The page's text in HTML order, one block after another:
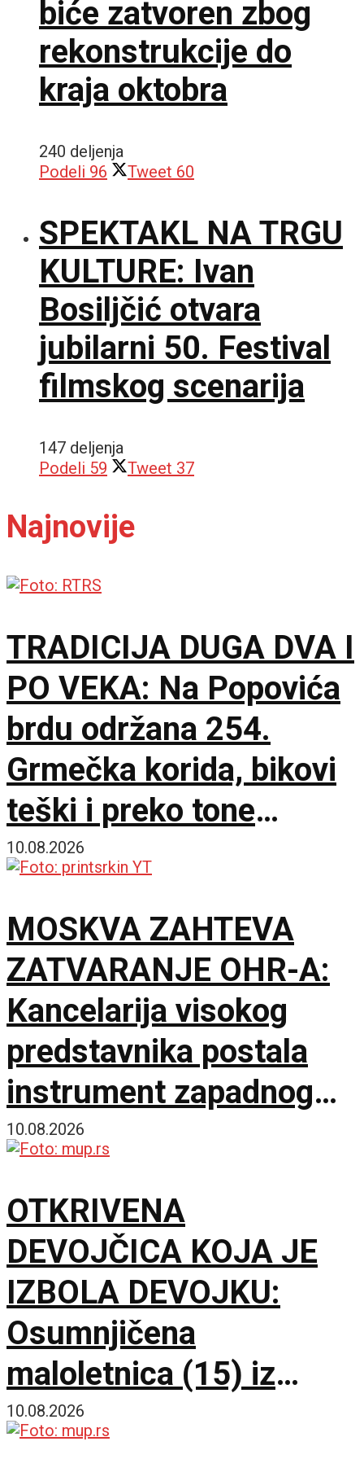
biće zatvoren zbog
rekonstrukcije do
kraja oktobra
240 deljenja
Podeli 96 Tweet 60
SPEKTAKL NA TRGU
KULTURE: Ivan
Bosiljčić otvara
jubilarni 50. Festival
filmskog scenarija
147 deljenja
Podeli 59 Tweet 37
Najnovije
TRADICIJA DUGA DVA I
PO VEKA: Na Popovića
brdu održana 254.
Grmečka korida, bikovi
teški i preko tone
ukrstili rogove
10.08.2026
MOSKVA ZAHTEVA
ZATVARANJE OHR-A:
Kancelarija visokog
predstavnika postala
instrument zapadnog
neokolonijalizma
10.08.2026
OTKRIVENA
DEVOJČICA KOJA JE
IZBOLA DEVOJKU:
Osumnjičena
maloletnica (15) iz
Beograda privedena i
10.08.2026